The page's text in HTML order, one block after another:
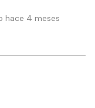
hace 4 meses